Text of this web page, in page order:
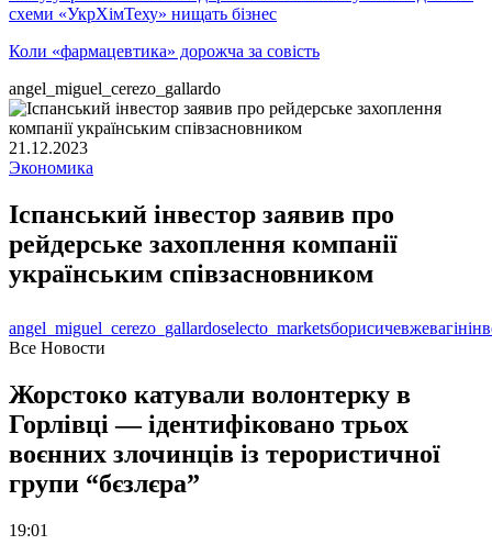
схеми «УкрХімТеху» нищать бізнес
Коли «фармацевтика» дорожча за совість
angel_miguel_cerezo_gallardo
21.12.2023
Экономика
Іспанський інвестор заявив про
рейдерське захоплення компанії
українським співзасновником
angel_miguel_cerezo_gallardoselecto_marketsборисичевжевагін
Все Новости
Жорстоко катували волонтерку в
Горлівці — ідентифіковано трьох
воєнних злочинців із терористичної
групи “бєзлєра”
19:01